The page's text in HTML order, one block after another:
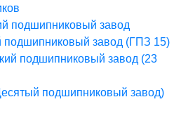
подшипниковый завод
подшипниковый завод (ГПЗ 15)
подшипниковый завод (23
подшипниковый завод)